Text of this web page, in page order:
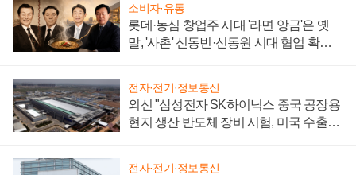
소비자·유통
롯데·농심 창업주 시대 '라면 앙금'은 옛
말, '사촌' 신동빈·신동원 시대 협업 확대
전자·전기·정보통신
외신 "삼성전자 SK하이닉스 중국 공장용
현지 생산 반도체 장비 시험, 미국 수출통
전자·전기·정보통신